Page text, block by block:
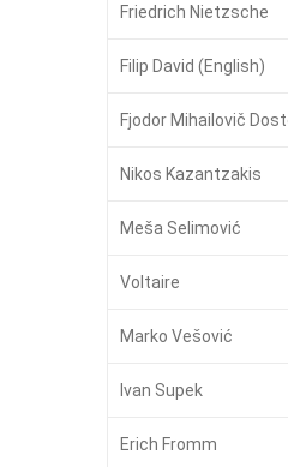
Friedrich Nietzsche
Filip David (English)
Fjodor Mihailovič
Nikos Kazantzakis
Meša Selimović
Voltaire
Marko Vešović
Ivan Supek
Erich Fromm